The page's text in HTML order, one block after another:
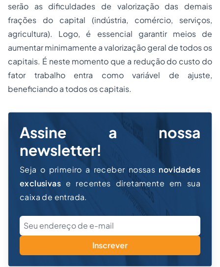
serão as dificuldades de valorização das demais
frações do capital (indústria, comércio, serviços,
agricultura). Logo, é essencial garantir meios de
aumentar minimamente a valorização geral de todos os
capitais. É neste momento que a redução do custo do
fator trabalho entra como variável de ajuste,
beneficiando a todos os capitais.
Assine a nossa
newsletter!
Seja o primeiro a receber nossas novidades
exclusivas e recentes diretamente em sua
caixa de entrada.
Inscrever